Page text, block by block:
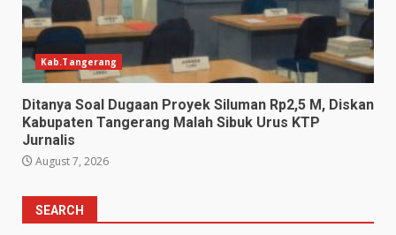
Kab.Tangerang
Ditanya Soal Dugaan Proyek Siluman Rp2,5 M, Diskan
Kabupaten Tangerang Malah Sibuk Urus KTP
Jurnalis
August 7, 2026
SEARCH